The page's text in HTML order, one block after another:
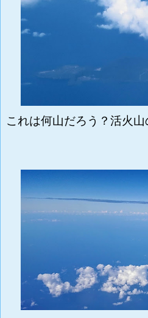
これは何山だろう？活火山